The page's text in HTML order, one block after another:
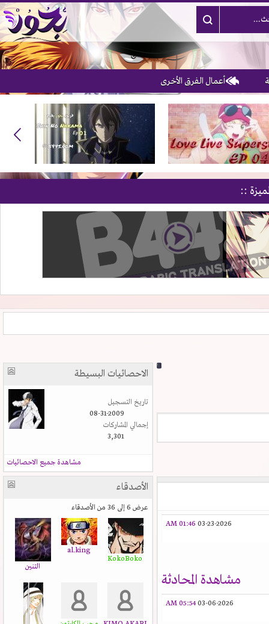
أعمال الفرق الأخرى
::
03-23-2026
01:46 AM
مشاهدة المحادثة
03-06-2026
05:54 AM
الاحصائيات البسيطة
تاريخ التسجيل
08-31-2009
إجمالي المشاركات
3,301
مشاهدة جميع الاحصائيات
الأصدقاء
عرض 6 إلى 36 من الأصدقاء
KokoBoko
al.king
التنين